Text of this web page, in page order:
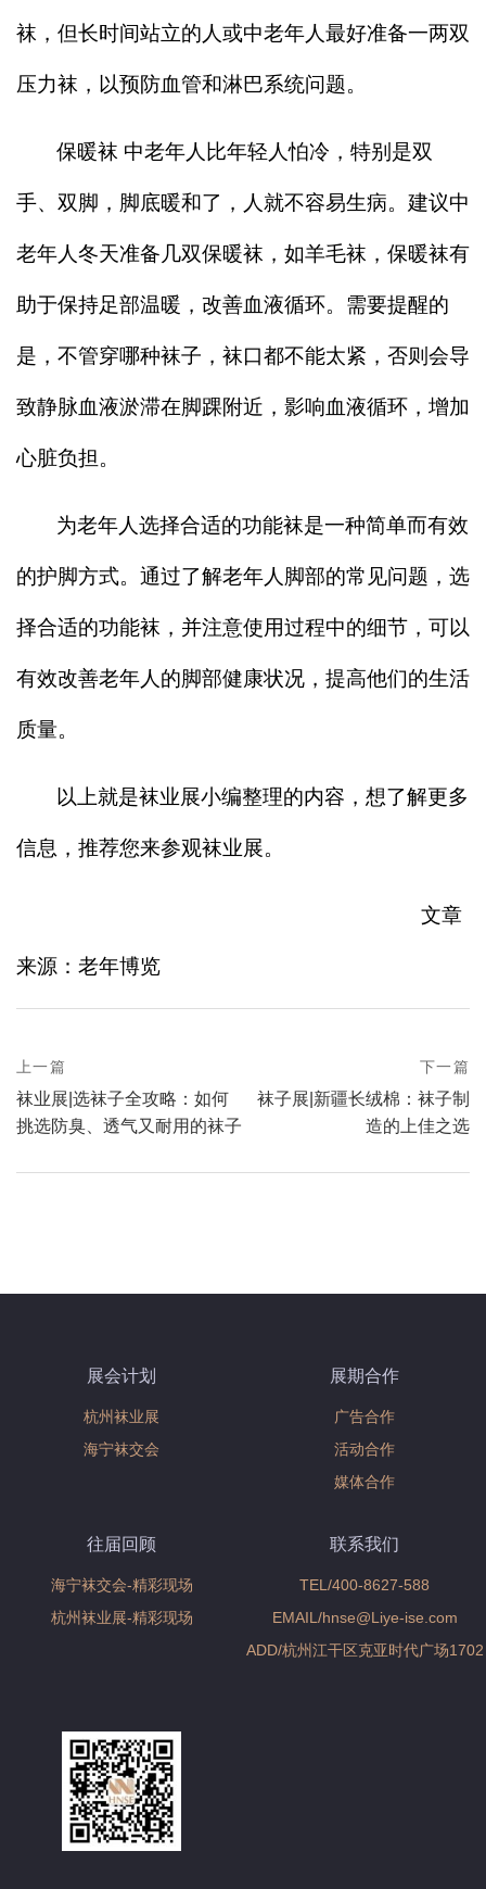
袜，但长时间站立的人或中老年人最好准备一两双
压力袜，以预防血管和淋巴系统问题。
保暖袜 中老年人比年轻人怕冷，特别是双
手、双脚，脚底暖和了，人就不容易生病。建议中
老年人冬天准备几双保暖袜，如羊毛袜，保暖袜有
助于保持足部温暖，改善血液循环。需要提醒的
是，不管穿哪种袜子，袜口都不能太紧，否则会导
致静脉血液淤滞在脚踝附近，影响血液循环，增加
心脏负担。
为老年人选择合适的功能袜是一种简单而有效
的护脚方式。通过了解老年人脚部的常见问题，选
择合适的功能袜，并注意使用过程中的细节，可以
有效改善老年人的脚部健康状况，提高他们的生活
质量。
以上就是袜业展小编整理的内容，想了解更多
信息，推荐您来参观袜业展。
文章
来源：老年博览
Post
navigation
上一篇
postPrevious
page
袜业展|选袜子全攻略：如何
挑选防臭、透气又耐用的袜子
下一篇
next
袜子展|新疆长绒棉：袜子制
造的上佳之选
展会计划
杭州袜业展
海宁袜交会
展期合作
广告合作
活动合作
媒体合作
往届回顾
海宁袜交会-精彩现场
杭州袜业展-精彩现场
联系我们
TEL/400-8627-588
EMAIL/hnse@Liye-ise.com
ADD/杭州江干区克亚时代广场1702